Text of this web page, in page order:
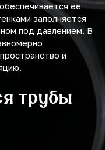
её
заполняется
под давлением. В
и
трубы